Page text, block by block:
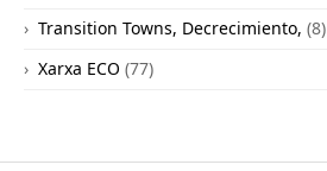
Transition Towns, Decrecimiento, (8)
Xarxa ECO (77)